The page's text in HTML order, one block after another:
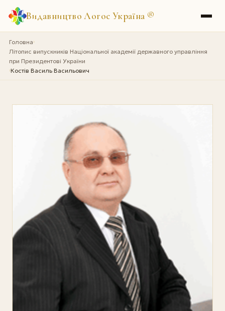
Видавництво Логос Україна ®
Головна›
Літопис випускників Національної академії державного управління
при Президентові України
›Костів Василь Васильович